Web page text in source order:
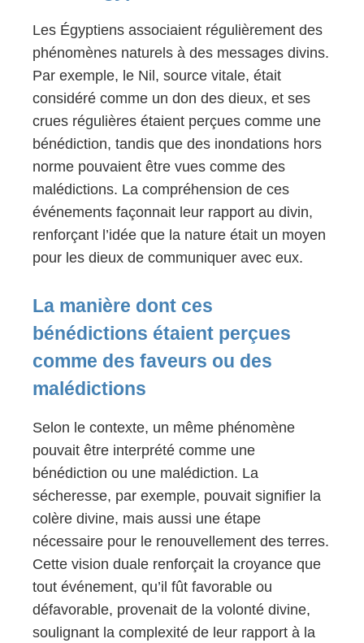
Les Égyptiens associaient régulièrement des
phénomènes naturels à des messages divins.
Par exemple, le Nil, source vitale, était
considéré comme un don des dieux, et ses
crues régulières étaient perçues comme une
bénédiction, tandis que des inondations hors
norme pouvaient être vues comme des
malédictions. La compréhension de ces
événements façonnait leur rapport au divin,
renforçant l’idée que la nature était un moyen
pour les dieux de communiquer avec eux.
La manière dont ces
bénédictions étaient perçues
comme des faveurs ou des
malédictions
Selon le contexte, un même phénomène
pouvait être interprété comme une
bénédiction ou une malédiction. La
sécheresse, par exemple, pouvait signifier la
colère divine, mais aussi une étape
nécessaire pour le renouvellement des terres.
Cette vision duale renforçait la croyance que
tout événement, qu’il fût favorable ou
défavorable, provenait de la volonté divine,
soulignant la complexité de leur rapport à la